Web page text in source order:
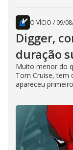
O VÍCIO / 09/
Digger,
duração
Muito menor do
Tom Cruise, tem
apareceu